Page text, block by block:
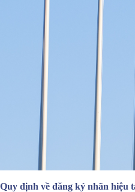
Quy định về đăng ký nhãn hiệu